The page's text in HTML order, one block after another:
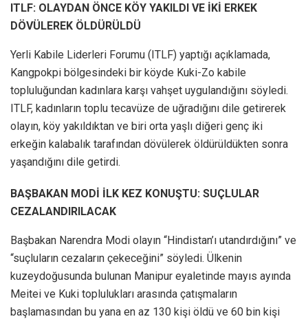
ITLF: OLAYDAN ÖNCE KÖY YAKILDI VE İKİ ERKEK
DÖVÜLEREK ÖLDÜRÜLDÜ
Yerli Kabile Liderleri Forumu (ITLF) yaptığı açıklamada,
Kangpokpi bölgesindeki bir köyde Kuki-Zo kabile
topluluğundan kadınlara karşı vahşet uygulandığını söyledi.
ITLF, kadınların toplu tecavüze de uğradığını dile getirerek
olayın, köy yakıldıktan ve biri orta yaşlı diğeri genç iki
erkeğin kalabalık tarafından dövülerek öldürüldükten sonra
yaşandığını dile getirdi.
BAŞBAKAN MODİ İLK KEZ KONUŞTU: SUÇLULAR
CEZALANDIRILACAK
Başbakan Narendra Modi olayın “Hindistan’ı utandırdığını” ve
“suçluların cezaların çekeceğini” söyledi. Ülkenin
kuzeydoğusunda bulunan Manipur eyaletinde mayıs ayında
Meitei ve Kuki toplulukları arasında çatışmaların
başlamasından bu yana en az 130 kişi öldü ve 60 bin kişi